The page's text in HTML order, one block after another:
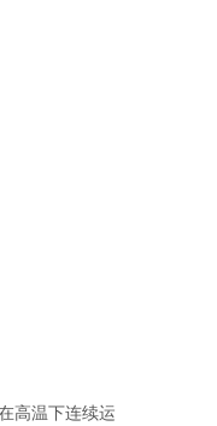
高温下连续运